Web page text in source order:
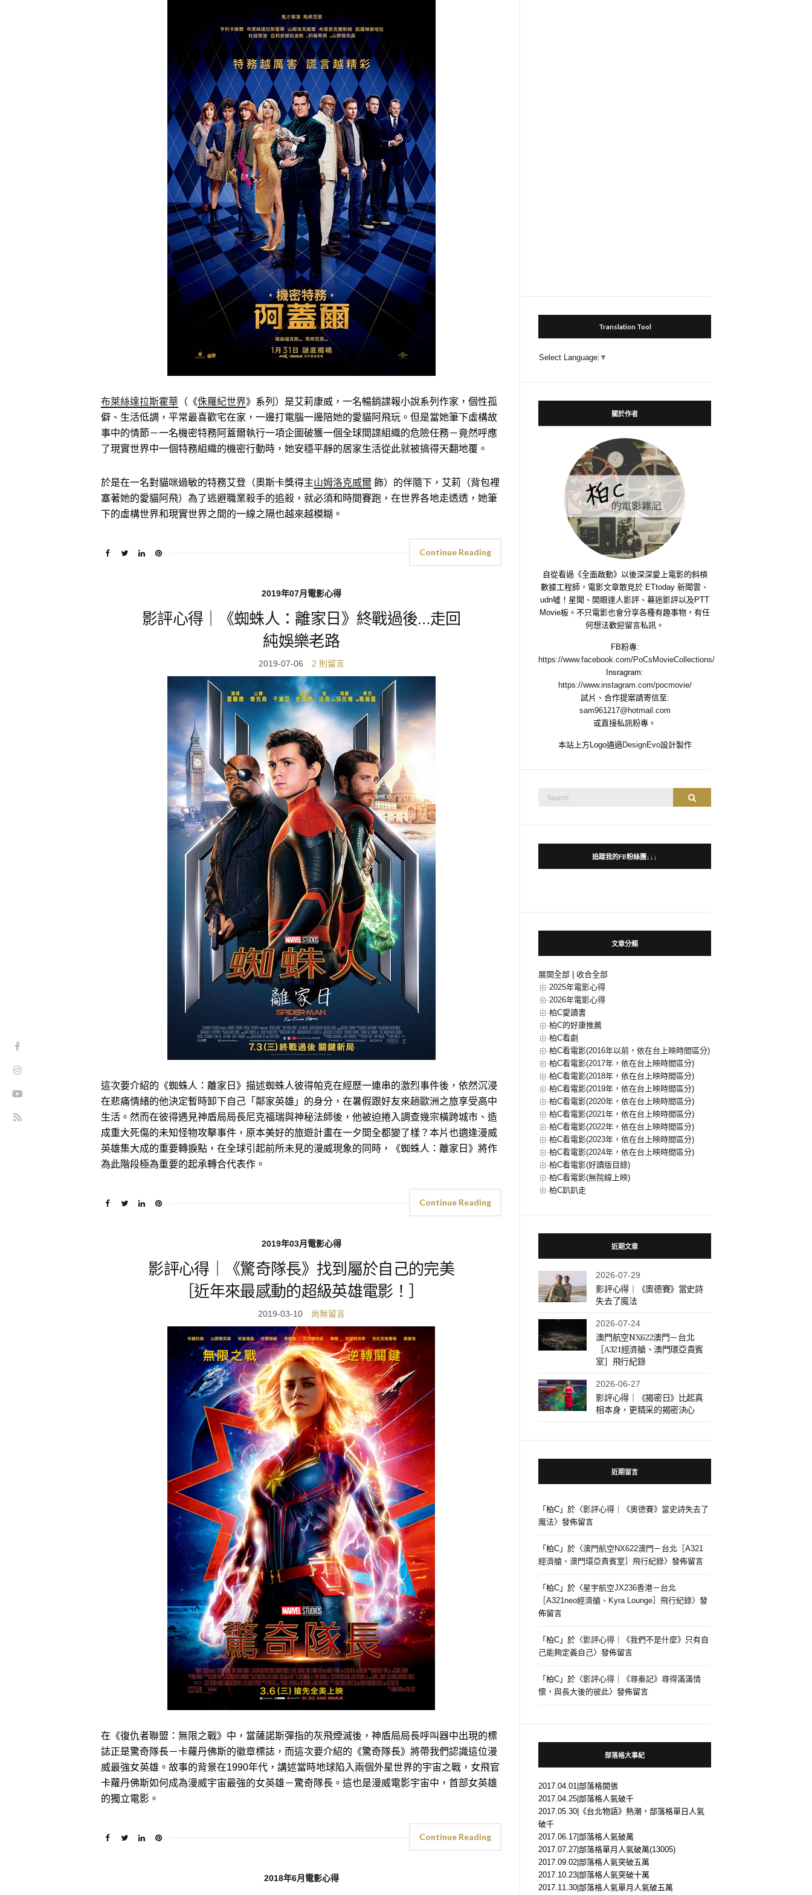
布萊絲達拉斯霍華 （《侏羅紀世界》系列）是艾莉康威，一名暢銷諜報小說系列作家，個性孤
僻、生活低調，平常最喜歡宅在家，一邊打電腦一邊陪她的愛貓阿飛玩。但是當她筆下虛構故
事中的情節－一名機密特務阿蓋爾執行一項企圖破獲一個全球間諜組織的危險任務－竟然呼應
了現實世界中一個特務組織的機密行動時，她安穩平靜的居家生活從此就被搞得天翻地覆。
於是在一名對貓咪過敏的特務艾登（奧斯卡獎得主山姆洛克威爾 飾）的伴隨下，艾莉（背包裡
塞著她的愛貓阿飛）為了逃避職業殺手的追殺，就必須和時間賽跑，在世界各地走透透，她筆
下的虛構世界和現實世界之間的一線之隔也越來越模糊。
Continue Reading
2019年07月電影心得
影評心得｜《蜘蛛人：離家日》終戰過後…走回
純娛樂老路
2019-07-06 2 則留言
這次要介紹的《蜘蛛人：離家日》描述蜘蛛人彼得帕克在經歷一連串的激烈事件後，依然沉浸
在悲痛情緒的他決定暫時卸下自己「鄰家英雄」的身分，在暑假跟好友來趟歐洲之旅享受高中
生活。然而在彼得遇見神盾局局長尼克福瑞與神秘法師後，他被迫捲入調查幾宗橫跨城市、造
成重大死傷的未知怪物攻擊事件，原本美好的旅遊計畫在一夕間全都變了樣？本片也適逢漫威
英雄集大成的重要轉捩點，在全球引起前所未見的漫威現象的同時，《蜘蛛人：離家日》將作
為此階段極為重要的起承轉合代表作。
Continue Reading
2019年03月電影心得
影評心得｜《驚奇隊長》找到屬於自己的完美
［近年來最感動的超級英雄電影！］
2019-03-10 尚無留言
在《復仇者聯盟：無限之戰》中，當薩諾斯彈指的灰飛煙滅後，神盾局局長呼叫器中出現的標
誌正是驚奇隊長－卡蘿丹佛斯的徽章標誌，而這次要介紹的《驚奇隊長》將帶我們認識這位漫
威最強女英雄。故事的背景在1990年代，講述當時地球陷入兩個外星世界的宇宙之戰，女飛官
卡蘿丹佛斯如何成為漫威宇宙最強的女英雄－驚奇隊長。這也是漫威電影宇宙中，首部女英雄
的獨立電影。
Continue Reading
2018年6月電影心得
Translation Tool
Select Language ▼
關於作者
自從看過《全面啟動》以後深深愛上電影的斜槓
數據工程師，電影文章散見於 ETtoday 新聞雲、
udn噓！星聞、開眼達人影評、幕迷影評以及PTT
Movie板。不只電影也會分享各種有趣事物，有任
何想法歡迎留言私訊。
FB粉專:
https://www.facebook.com/PoCsMovieCollections/
Insragram:
https://www.instagram.com/pocmovie/
試片、合作提案請寄信至:
sam961217@hotmail.com
或直接私訊粉專。
本站上方Logo通過 DesignEvo設計製作
Search
Search
追蹤我的FB粉絲團↓↓↓
文章分類
展開全部
收合全部
2025年電影心得
2026年電影心得
柏C愛讀書
柏C的好康推薦
柏C看劇
柏C看電影(2016年以前，依在台上映時間區分)
柏C看電影(2017年，依在台上映時間區分)
柏C看電影(2018年，依在台上映時間區分)
柏C看電影(2019年，依在台上映時間區分)
柏C看電影(2020年，依在台上映時間區分)
柏C看電影(2021年，依在台上映時間區分)
柏C看電影(2022年，依在台上映時間區分)
柏C看電影(2023年，依在台上映時間區分)
柏C看電影(2024年，依在台上映時間區分)
柏C看電影(好讀版目錄)
柏C看電影(無院線上映)
柏C趴趴走
近期文章
2026-07-29
影評心得｜《奧德賽》當史詩
失去了魔法
2026-07-24
澳門航空NX622澳門－台北
［A321經濟艙、澳門環亞貴賓
室］飛行紀錄
2026-06-27
影評心得｜《揭密日》比起真
相本身，更精采的揭密決心
近期留言
「柏C 」於〈影評心得｜《奧德賽》當史詩失去了
魔法〉發佈留言
「柏C 」於〈澳門航空NX622澳門－台北［A321
經濟艙、澳門環亞貴賓室］飛行紀錄〉發佈留言
「柏C 」於〈星宇航空JX236香港－台北
［A321neo經濟艙、Kyra Lounge］飛行紀錄〉發
佈留言
「柏C 」於〈影評心得｜《我們不是什麼》只有自
己能夠定義自己〉發佈留言
「柏C 」於〈影評心得｜《尋秦記》尋得滿滿情
懷，與長大後的彼此〉發佈留言
部落格大事紀
2017.04.01|部落格開張
2017.04.25|部落格人氣破千
2017.05.30|《台北物語》熱潮，部落格單日人氣
破千
2017.06.17|部落格人氣破萬
2017.07.27|部落格單月人氣破萬(13005)
2017.09.02|部落格人氣突破五萬
2017.10.23|部落格人氣突破十萬
2017.11.30|部落格人氣單月人氣破五萬